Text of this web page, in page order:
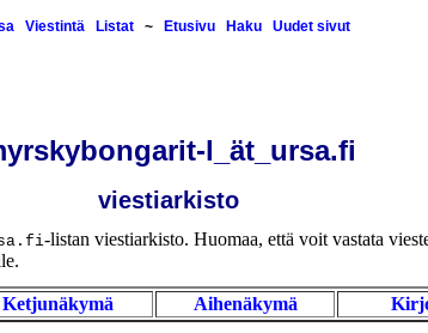
Viestintä Listat~ Etusivu Haku Uudet sivut
l_ät_ursa.fi
viestiarkisto
-listan viestiarkisto. Huomaa, että voit vastata
Ketjunäkymä Aihenäkymä